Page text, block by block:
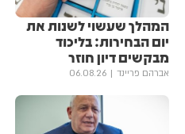
המהלך שעשוי לשנות את
יום הבחירות: בליכוד
מבקשים דיון חוזר
אברהם פריינד 06.08.26